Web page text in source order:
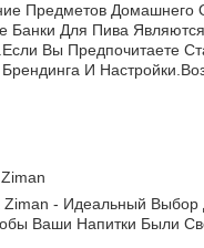
Предметов Домашнего
Для Пива
Вы Предпочитаете
Брендинга И
- Идеальный Выбор
Ваши Напитки Были